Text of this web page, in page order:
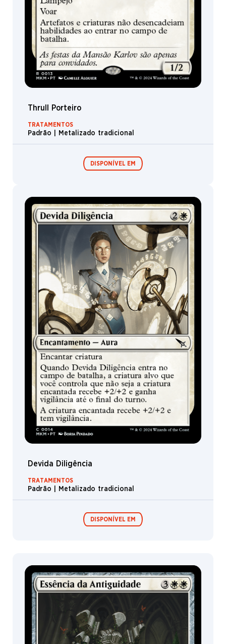
Thrull Porteiro
TRATAMENTOS
Padrão | Metalizado tradicional
DISPONÍVEL EM
Expositor de
Booster /
lançamento
Devida Diligência
TRATAMENTOS
Padrão | Metalizado tradicional
DISPONÍVEL EM
Booster /
Boosters de
Jogo
lançamento